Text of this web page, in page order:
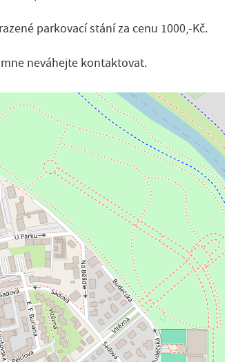
parkovací stání za cenu 1000,-Kč.
neváhejte kontaktovat.